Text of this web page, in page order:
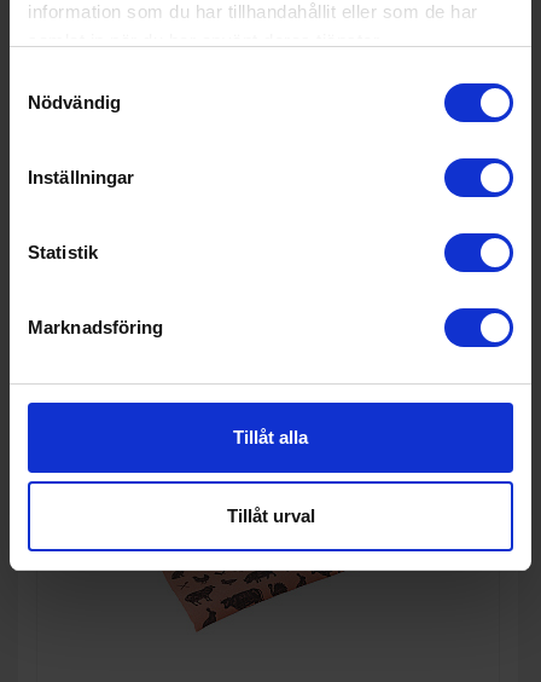
information som du har tillhandahållit eller som de har
Nödvändig
Inställningar
Statistik
Marknadsföring
Tillåt alla
Tillåt urval
Grillredskap
Kamado sumoCast Iron Burger Press
349:-